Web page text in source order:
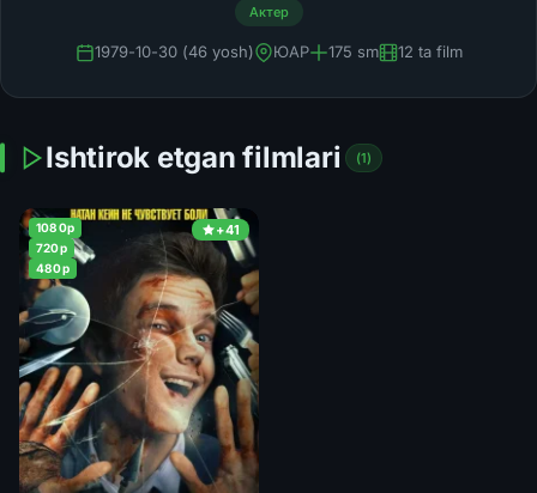
Актер
1979-10-30 (46 yosh) ЮАР 175 sm 12 ta film
Ishtirok etgan filmlari (1)
+41
1080p
720p
480p